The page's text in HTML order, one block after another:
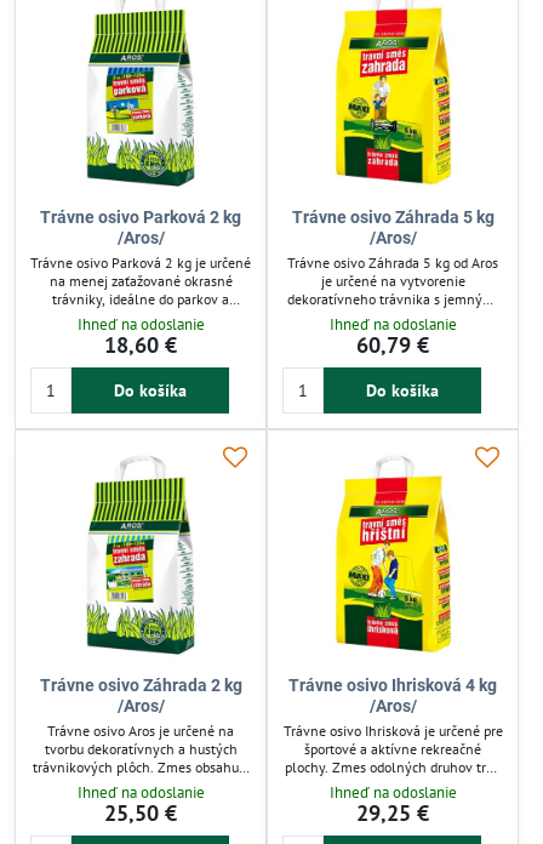
Trávne osivo Parková 2 kg
/Aros/
Trávne osivo Parková 2 kg je určené
na menej zaťažované okrasné
trávniky, ideálne do parkov a
záhrad. Zmes obsahuje Festuca
rubra rubra a Lolium perenne, ktoré
zabezpečujú nižšiu tvorbu zelenej
hmoty a jednoduchú údržbu.
Balenie vystačí na 100 – 125 m²,
prirodzeným vzhľadom.
Ihneď na odoslanie
18,60 €
Do košíka
Trávne osivo Záhrada 5 kg
/Aros/
Trávne osivo Záhrada 5 kg od Aros
je určené na vytvorenie
dekoratívneho trávnika s jemným,
nízkym a tmavozeleným porastom.
Zmes obsahuje starostlivo vybrané
druhy Festuca a Lolium pre odolnosť
a hustotu. Ideálne pre záhrady a
okrasné plochy s dlhodobou
Balenie vystačí na približne 200
Ihneď na odoslanie
60,79 €
Do košíka
Trávne osivo Záhrada 2 kg
/Aros/
Trávne osivo Aros je určené na
tvorbu dekoratívnych a hustých
trávnikových plôch. Zmes obsahuje
jemnolisté, nízke a tmavozelené
druhy tráv, ktoré zabezpečia
estetický vzhľad záhrady. Ideálne
pre záhradkárov, ktorí hľadajú
Ihneď na odoslanie
25,50 €
Trávne osivo Ihrisková 4 kg
/Aros/
Trávne osivo Ihrisková je určené pre
športové a aktívne rekreačné
plochy. Zmes odolných druhov tráv
zabezpečuje pevný a odolný trávnik
proti zašliapaniu. Ideálne pre
pravidelné kosenie, hnojenie a
zavlažovanie. Balenie 4 kg vystačí
Ihneď na odoslanie
29,25 €